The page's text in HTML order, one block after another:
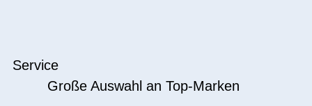
Service
Große Auswahl an Top-Marken